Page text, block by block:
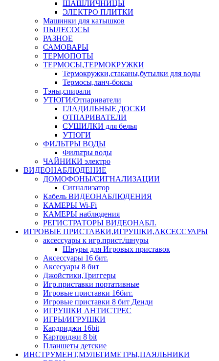
ШАШЛИЧНИЦЫ
ЭЛЕКТРО ПЛИТКИ
Машинки для катышков
ПЫЛЕСОСЫ
РАЗНОЕ
САМОВАРЫ
ТЕРМОПОТЫ
ТЕРМОСЫ,ТЕРМОКРУЖКИ
Термокружки,стаканы,бутылки для воды
Термосы,ланч-боксы
Тэны,спирали
УТЮГИ/Отпариватели
ГЛАДИЛЬНЫЕ ДОСКИ
ОТПАРИВАТЕЛИ
СУШИЛКИ для белья
УТЮГИ
ФИЛЬТРЫ ВОДЫ
Фильтры воды
ЧАЙНИКИ электро
ВИДЕОНАБЛЮДЕНИЕ
ДОМОФОНЫ/СИГНАЛИЗАЦИИ
Сигнализатор
Кабель ВИДЕОНАБЛЮДЕНИЯ
КАМЕРЫ Wi-Fi
КАМЕРЫ наблюдения
РЕГИСТРАТОРЫ ВИДЕОНАБЛ.
ИГРОВЫЕ ПРИСТАВКИ,ИГРУШКИ,АКСЕССУАРЫ
аксесcуары к игр.прист./шнуры
Шнуры для Игровых приставок
Аксессуары 16 бит.
Аксесуары 8 бит
Джойстики,Триггеры
Игр.приставки портативные
Игровые приставки 16бит.
Игровые приставки 8 бит Денди
ИГРУШКИ АНТИСТРЕС
ИГРЫ/ИГРУШКИ
Кардриджи 16bit
Картриджи 8 bit
Планшеты детские
ИНСТРУМЕНТ,МУЛЬТИМЕТРЫ,ПАЯЛЬНИКИ